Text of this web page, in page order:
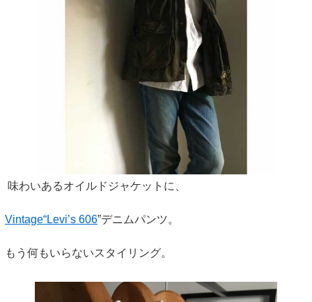
味わいあるオイルドジャケットに、
Vintage“Levi’s 606”デニムパンツ。
もう何もいらないスタイリング。